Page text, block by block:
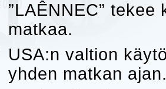
”LAÊNNEC”
matkaa.
USA:n valtion
yhden matkan